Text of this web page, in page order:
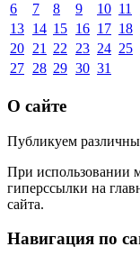
6
7 8 9 10 11
13 14 15 16 17 18
20 21 22 23 24 25
27 28 29 30 31
О сайте
Публикуем
При использовании
гиперссылки на
сайта.
Навигация по